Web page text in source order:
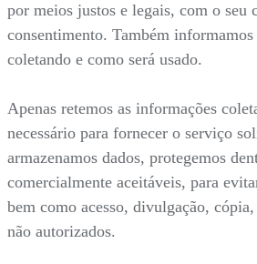
por meios justos e legais, com o seu
consentimento. Também informamos
coletando e como será usado.
Apenas retemos as informações
necessário para fornecer o serviço
armazenamos dados, protegemos
comercialmente aceitáveis, para
bem como acesso, divulgação,
não autorizados.